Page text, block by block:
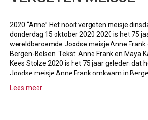
2020 “Anne” Het nooit vergeten meisje
donderdag 15 oktober 2020 2020 is het 75
wereldberoemde Joodse meisje Anne Frank
Bergen-Belsen. Tekst: Anne Frank en Maya
Kees Stolze 2020 is het 75 jaar geleden dat
Joodse meisje Anne Frank omkwam in
Lees meer